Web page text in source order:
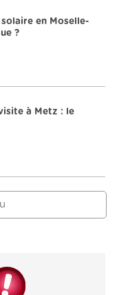
en Moselle-
?
à Metz : le